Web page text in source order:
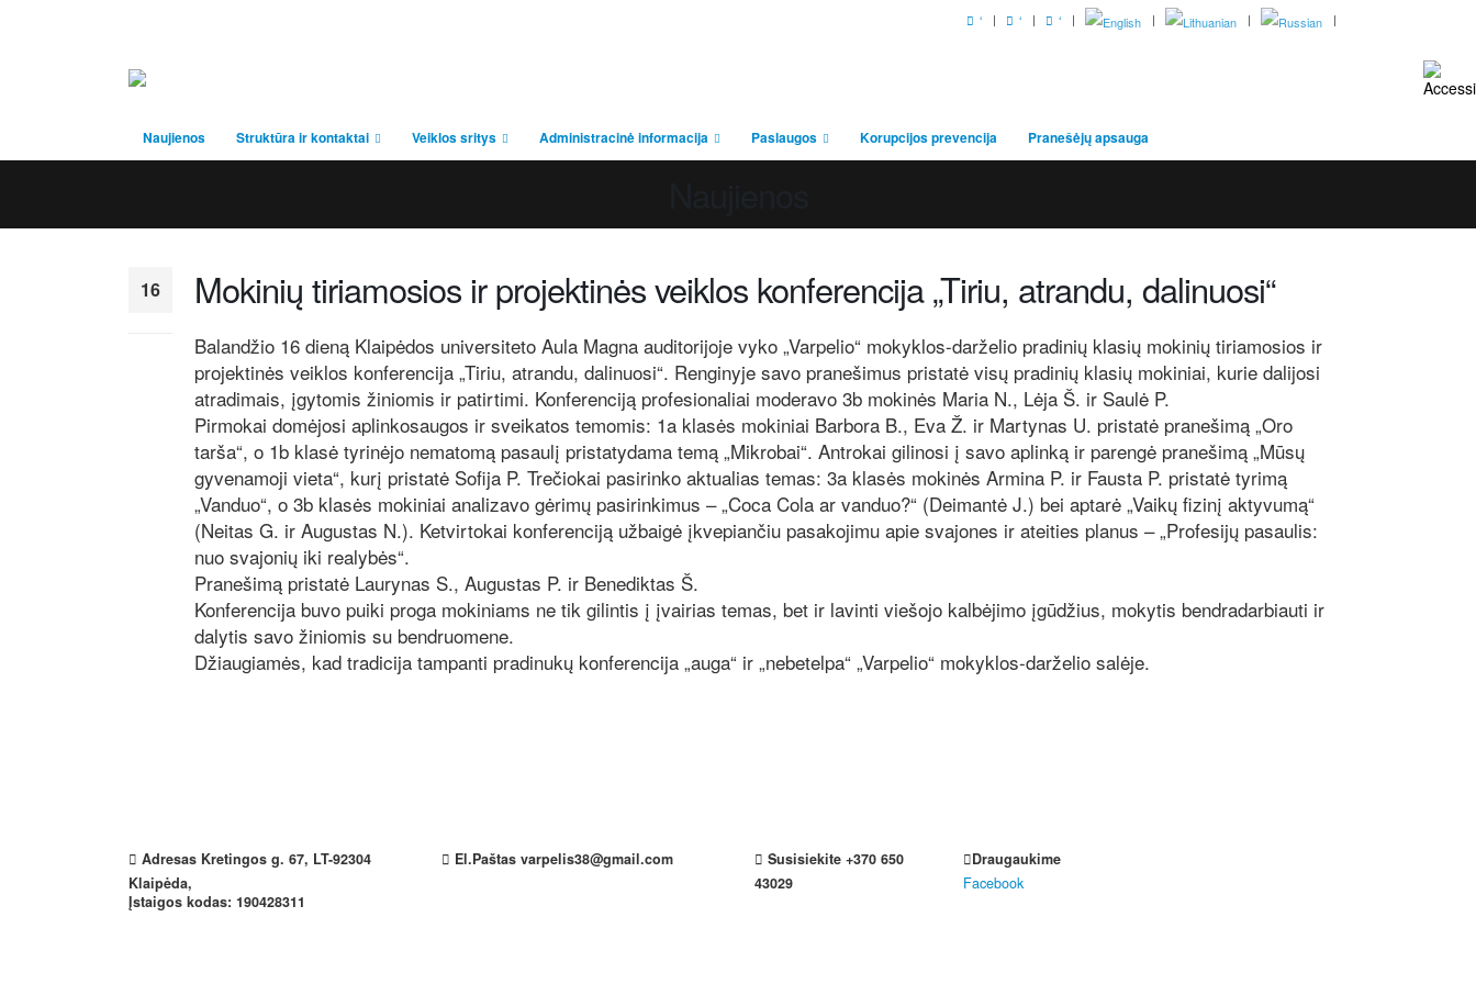
‘ ‘ ‘
Naujienos Struktūra ir kontaktai Veiklos sritys Administracinė informacija Paslaugos Korupcijos prevencija Pranešėjų apsauga
16 Mokinių tiriamosios ir projektinės veiklos konferencija „Tiriu, atrandu, dalinuosi“
Balandžio 16 dieną Klaipėdos universiteto Aula Magna auditorijoje vyko „Varpelio“ mokyklos-darželio pradinių klasių mokinių tiriamosios ir
projektinės veiklos konferencija „Tiriu, atrandu, dalinuosi“. Renginyje savo pranešimus pristatė visų pradinių klasių mokiniai, kurie dalijosi
atradimais, įgytomis žiniomis ir patirtimi. Konferenciją profesionaliai moderavo 3b mokinės Maria N., Lėja Š. ir Saulė P.
Pirmokai domėjosi aplinkosaugos ir sveikatos temomis: 1a klasės mokiniai Barbora B., Eva Ž. ir Martynas U. pristatė pranešimą „Oro
tarša“, o 1b klasė tyrinėjo nematomą pasaulį pristatydama temą „Mikrobai“. Antrokai gilinosi į savo aplinką ir parengė pranešimą „Mūsų
gyvenamoji vieta“, kurį pristatė Sofija P. Trečiokai pasirinko aktualias temas: 3a klasės mokinės Armina P. ir Fausta P. pristatė tyrimą
„Vanduo“, o 3b klasės mokiniai analizavo gėrimų pasirinkimus – „Coca Cola ar vanduo?“ (Deimantė J.) bei aptarė „Vaikų fizinį aktyvumą“
(Neitas G. ir Augustas N.). Ketvirtokai konferenciją užbaigė įkvepiančiu pasakojimu apie svajones ir ateities planus – „Profesijų pasaulis:
nuo svajonių iki realybės“.
Pranešimą pristatė Laurynas S., Augustas P. ir Benediktas Š.
Konferencija buvo puiki proga mokiniams ne tik gilintis į įvairias temas, bet ir lavinti viešojo kalbėjimo įgūdžius, mokytis bendradarbiauti ir
dalytis savo žiniomis su bendruomene.
Džiaugiamės, kad tradicija tampanti pradinukų konferencija „auga“ ir „nebetelpa“ „Varpelio“ mokyklos-darželio salėje.
Adresas Kretingos g. 67, LT-92304
Klaipėda,
Įstaigos kodas: 190428311
El.Paštas varpelis38@gmail.com Susisiekite +370 650
43029
Draugaukime
Facebook